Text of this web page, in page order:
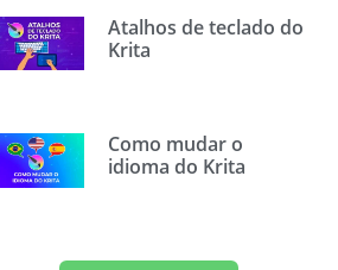
Atalhos de teclado do
Krita
Como mudar o
idioma do Krita